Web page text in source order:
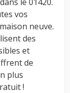
vos
neuve.
des
et
de
plus
!